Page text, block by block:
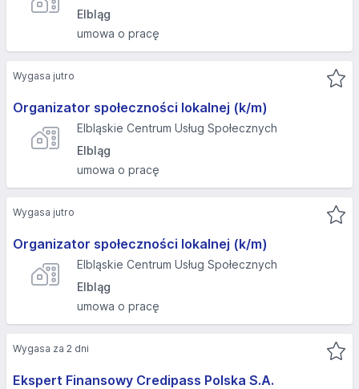
Elbląg
umowa o pracę
Organizator społeczności lokalnej (k/m)
Elbląskie Centrum Usług Społecznych
Elbląg
umowa o pracę
Wygasa jutro
Organizator społeczności lokalnej (k/m)
Elbląskie Centrum Usług Społecznych
Elbląg
umowa o pracę
Wygasa jutro
Ekspert Finansowy Credipass Polska S.A.
Wygasa za 2 dni